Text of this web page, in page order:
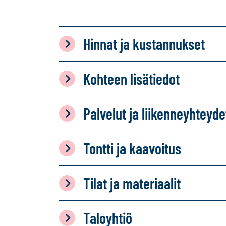
Hinnat ja kustannukset
Kohteen lisätiedot
Palvelut ja
Tontti ja kaavoitus
Tilat ja materiaalit
Taloyhtiö